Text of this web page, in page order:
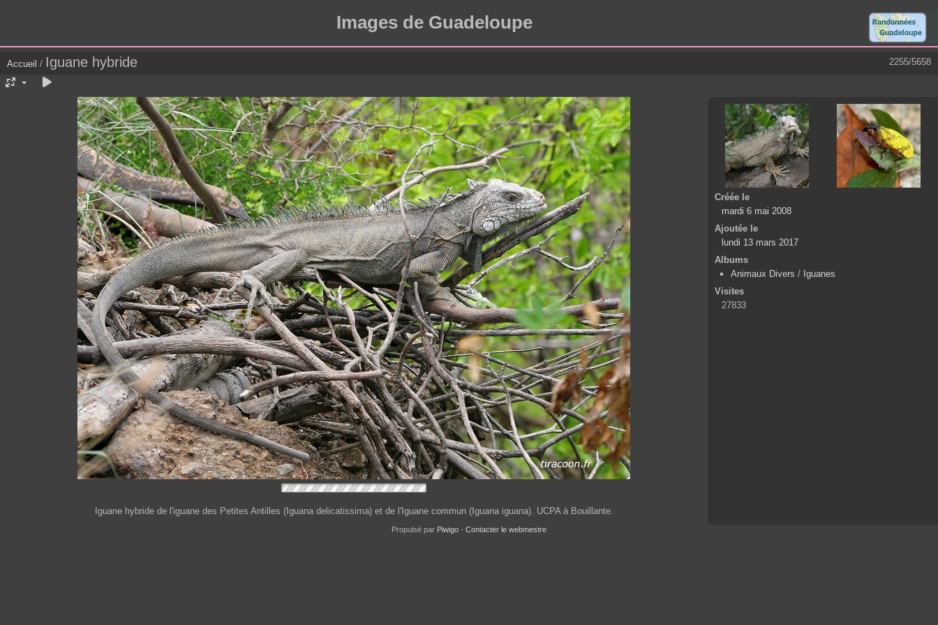
Images de Guadeloupe
2255/5658
Accueil / Iguane hybride
Iguane hybride de l'iguane des Petites Antilles (Iguana delicatissima) et de l'Iguane commun (Iguana iguana). UCPA à Bouillante.
Créée le
mardi 6 mai 2008
Ajoutée le
lundi 13 mars 2017
Albums
Animaux Divers / Iguanes
Visites
27833
Propulsé par Piwigo - Contacter le webmestre